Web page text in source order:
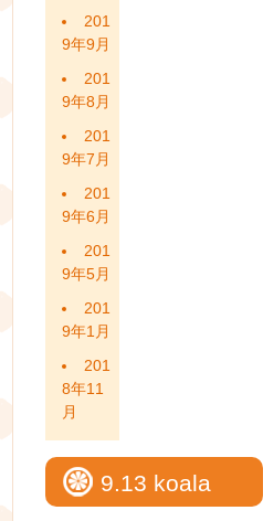
201
9年9月
201
9年8月
201
9年7月
201
9年6月
201
9年5月
201
9年1月
201
8年11
月
9.13 koala